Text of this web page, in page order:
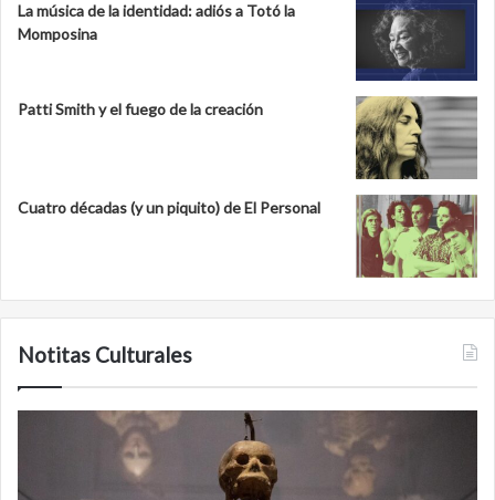
La música de la identidad: adiós a Totó la
Momposina
Patti Smith y el fuego de la creación
Cuatro décadas (y un piquito) de El Personal
Notitas Culturales
Minanbé,